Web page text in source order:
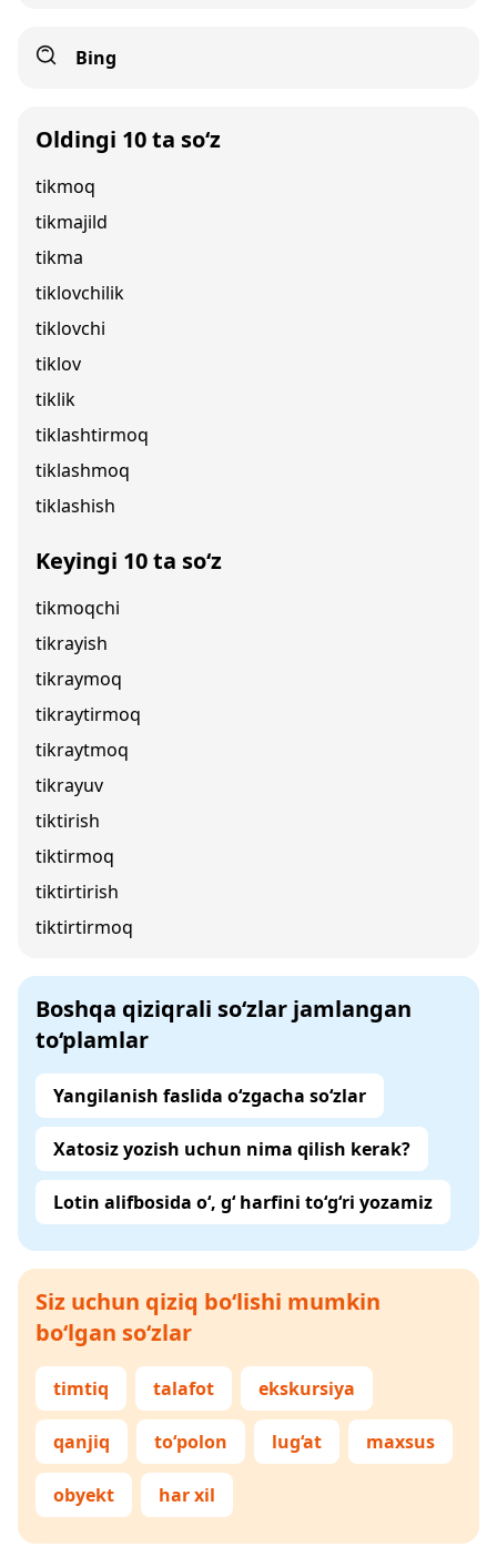
Bing
Oldingi 10 ta so‘z
tikmoq
tikmajild
tikma
tiklovchilik
tiklovchi
tiklov
tiklik
tiklashtirmoq
tiklashmoq
tiklashish
Keyingi 10 ta so‘z
tikmoqchi
tikrayish
tikraymoq
tikraytirmoq
tikraytmoq
tikrayuv
tiktirish
tiktirmoq
tiktirtirish
tiktirtirmoq
Boshqa qiziqrali so‘zlar jamlangan
to‘plamlar
Yangilanish faslida o‘zgacha so‘zlar
Xatosiz yozish uchun nima qilish kerak?
Lotin alifbosida o‘, g‘ harfini to‘g‘ri yozamiz
Siz uchun qiziq bo‘lishi mumkin
bo‘lgan so‘zlar
timtiq talafot ekskursiya
qanjiq to‘polon lug‘at maxsus
obyekt har xil